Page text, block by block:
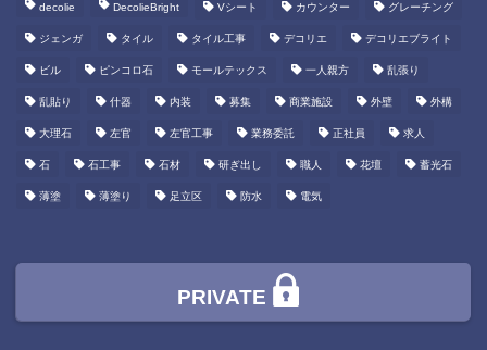
decolie DecolieBright Vシート カウンター グレーチング
ジェンガ タイル タイル工事 デコリエ デコリエブライト
ビル ピンコロ石 モールテックス 一人親方 乱張り
乱貼り 什器 内装 募集 商業施設 外壁 外構
大理石 左官 左官工事 業務委託 正社員 求人
石 石工事 石材 研ぎ出し 職人 花壇 蓄光石
薄塗 薄塗り 足立区 防水 電気
PRIVATE